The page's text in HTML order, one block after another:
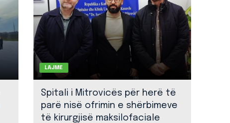
LAJME
Spitali i Mitrovicës për herë të
parë nisë ofrimin e shërbimeve
të kirurgjisë maksilofaciale